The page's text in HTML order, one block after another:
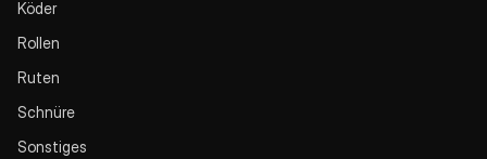
Köder
Rollen
Ruten
Schnüre
Sonstiges